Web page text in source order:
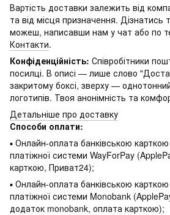
Вартість доставки залежить від
та від місця призначення. Дізнатись
можеш, написавши нам у чат або по
Контакти.
Конфіденційність: Співробітники
посилці. В описі — лише слово
закритому боксі, зверху —
логотипів. Твоя анонімність та
Детальніше про доставку
Способи оплати:
▪ Онлайн-оплата банківською
платіжної системи WayForPay
карткою, Приват24);
▪ Онлайн-оплата банківською
платіжної системи Monobank
додаток monobank, оплата карткою);